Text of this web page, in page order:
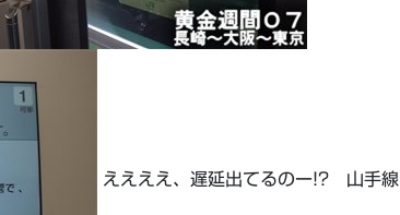
ええええ、遅延出てるのー!? 山手線